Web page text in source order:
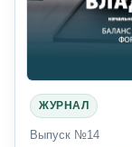
ЖУРНАЛ
Выпуск №14